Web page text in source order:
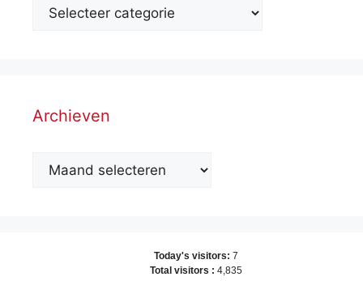
Archieven
Archieven
Today's visitors: 7
Total visitors : 4,835